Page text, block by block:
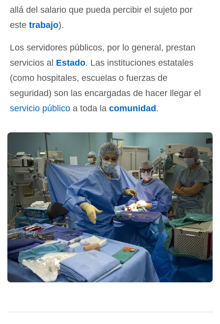
allá del salario que pueda percibir el sujeto por
este trabajo).
Los servidores públicos, por lo general, prestan
servicios al Estado. Las instituciones estatales
(como hospitales, escuelas o fuerzas de
seguridad) son las encargadas de hacer llegar el
servicio público a toda la comunidad .